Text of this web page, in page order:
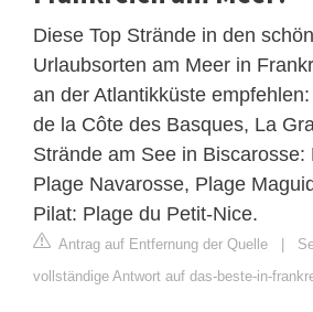
Diese Top Strände in den
Urlaubsorten am Meer in
an der Atlantikküste
de la Côte des Basques, La
Strände am See in Biscarosse:
Plage Navarosse, Plage
Pilat: Plage du Petit-Nice.
Antrag auf Entfernung der Quelle |
vollständige Antwort auf das-beste-in-